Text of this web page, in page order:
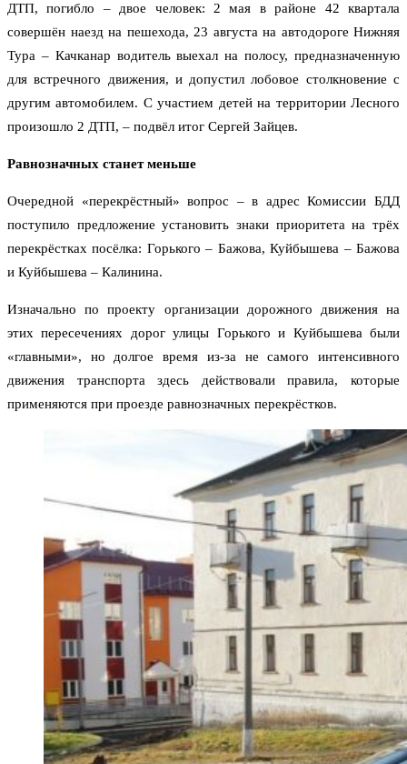
ДТП, погибло – двое человек: 2 мая в районе 42 квартала
совершён наезд на пешехода, 23 августа на автодороге Нижняя
Тура – Качканар водитель выехал на полосу, предназначенную
для встречного движения, и допустил лобовое столкновение с
другим автомобилем. С участием детей на территории Лесного
произошло 2 ДТП, – подвёл итог Сергей Зайцев.
Равнозначных станет меньше
Очередной «перекрёстный» вопрос – в адрес Комиссии БДД
поступило предложение установить знаки приоритета на трёх
перекрёстках посёлка: Горького – Бажова, Куйбышева – Бажова
и Куйбышева – Калинина.
Изначально по проекту организации дорожного движения на
этих пересечениях дорог улицы Горького и Куйбышева были
«главными», но долгое время из-за не самого интенсивного
движения транспорта здесь действовали правила, которые
применяются при проезде равнозначных перекрёстков.